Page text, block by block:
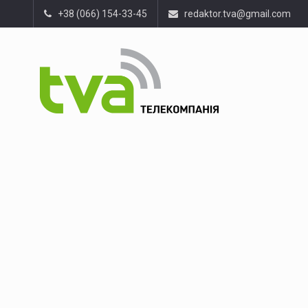
+38 (066) 154-33-45 redaktor.tva@gmail.com